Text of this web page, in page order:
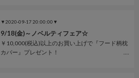
▼2020-09-17 20:00:00▼
9/18(金)～ノベルティフェア☆
￥10,000(税込)以上のお買い上げで『フード柄枕
カバー』プレゼント！